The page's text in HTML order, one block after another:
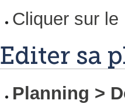
Cliquer sur
Editer sa
Planning >